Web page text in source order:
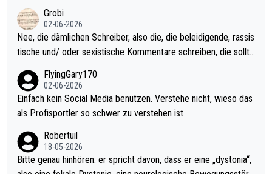
ohl wenig WDF Turniere spielen. Dies war bei Archie Self letzt
es Jahr der Fall. Er musste als amtierender Weltmeister durch
den Qualifier und ich glaube kaum, dass Mitchel sich das (in Ve
gas) antun würde, wenn er doch eigentlich die PDC-WM als Zi
el hat.
Grobi
02-06-2026
Nee, die dämlichen Schreiber, also die, die beleidigende, rassis
tische und/ oder sexistische Kommentare schreiben, die sollte
s Leben in den Griff kriegen. Nur eins wundert mich: Luke Little
r war doch neulich erst derjenige, der über Social Media GvV p
rovoziert hat. Und Littlers Mutter schießt öfters mal gegen Ric
FlyingGary170
02-06-2026
Einfach kein Social Media benutzen. Verstehe nicht, wieso das
als Profisportler so schwer zu verstehen ist
Robertuil
18-05-2026
Bitte genau hinhören: er spricht davon, dass er eine „dystonia“,